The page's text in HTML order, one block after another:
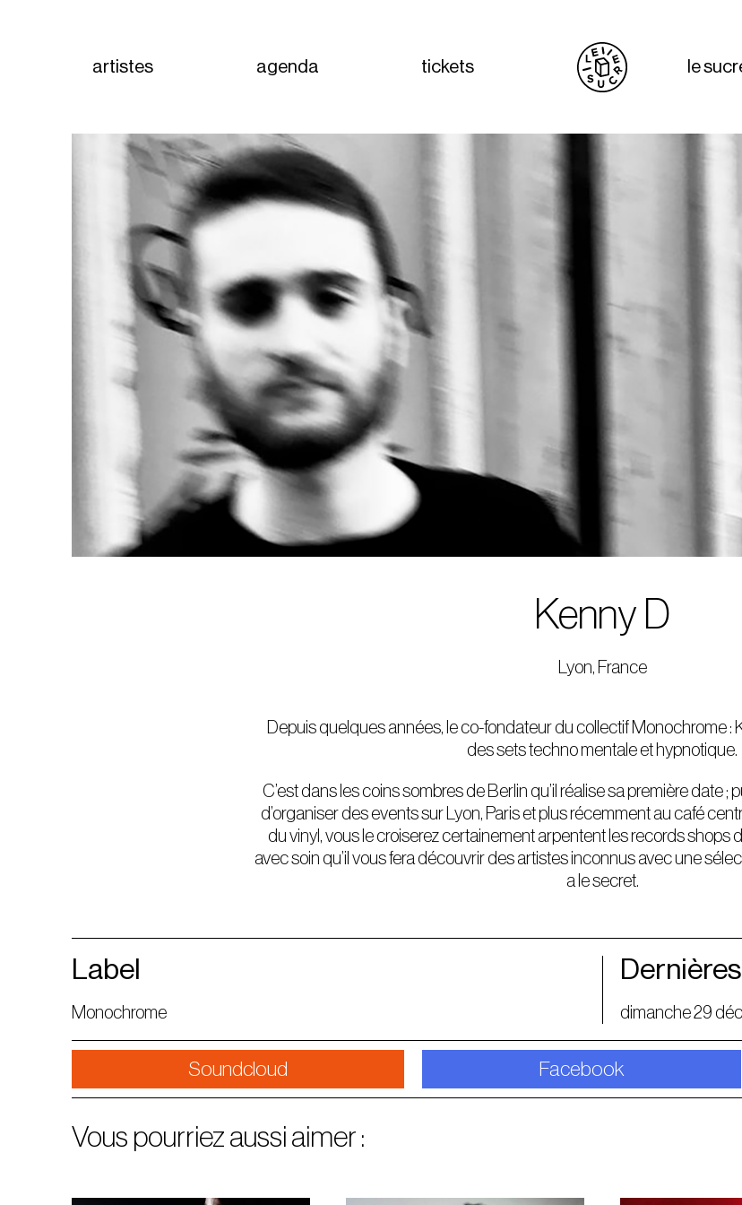
artistes agenda tickets le
Kenny D
Lyon, France
Depuis quelques années, le co-fondateur du collectif Monochrome :
des sets techno mentale et hypnotique.
C’est dans les coins sombres de Berlin qu’il réalise sa première date ;
d’organiser des events sur Lyon, Paris et plus récemment au café
du vinyl, vous le croiserez certainement arpentent les records shops
avec soin qu’il vous fera découvrir des artistes inconnus avec une
a le secret.
Label
Monochrome dimanche 29
Soundcloud Facebook
Vous pourriez aussi aimer :